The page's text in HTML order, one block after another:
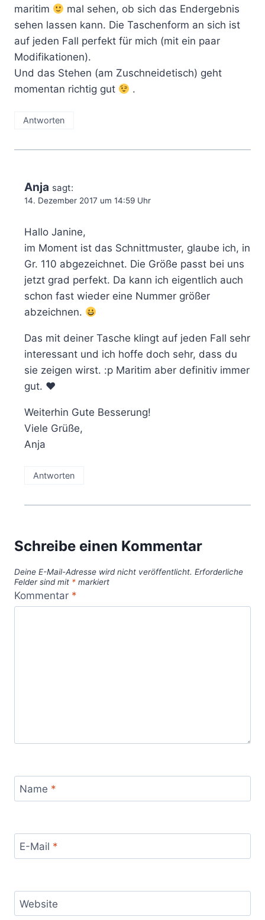
maritim
mal sehen, ob sich das Endergebnis
sehen lassen kann. Die Taschenform an sich ist
auf jeden Fall perfekt für mich (mit ein paar
Modifikationen).
Und das Stehen (am Zuschneidetisch) geht
momentan richtig gut
.
Antworten
Anja sagt:
14. Dezember 2017 um 14:59 Uhr
Hallo Janine,
im Moment ist das Schnittmuster, glaube ich, in
Gr. 110 abgezeichnet. Die Größe passt bei uns
jetzt grad perfekt. Da kann ich eigentlich auch
schon fast wieder eine Nummer größer
abzeichnen.
Das mit deiner Tasche klingt auf jeden Fall sehr
interessant und ich hoffe doch sehr, dass du
sie zeigen wirst. :p Maritim aber definitiv immer
gut. ♥
Weiterhin Gute Besserung!
Viele Grüße,
Anja
Antworten
Schreibe einen Kommentar
Deine E-Mail-Adresse wird nicht veröffentlicht. Erforderliche
Felder sind mit * markiert
Kommentar *
Name *
E-Mail *
Website